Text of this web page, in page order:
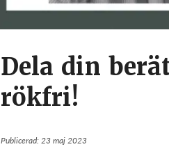
Dela din
rökfri!
Publicerad: 23 maj 2023